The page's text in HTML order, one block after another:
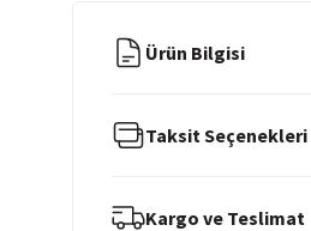
Ürün Bilgisi
Taksit Seçenekleri
Kargo ve Teslimat